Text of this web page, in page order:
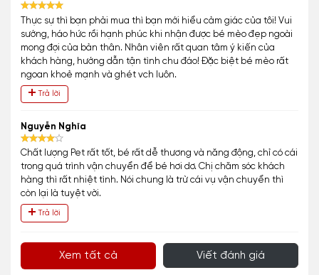
Thực sự thì bạn phải mua thì bạn mới hiểu cảm giác của tôi! Vui
sướng, háo hức rồi hạnh phúc khi nhận được bé mèo đẹp ngoài
mong đợi của bản thân. Nhân viên rất quan tâm ý kiến của
khách hàng, hướng dẫn tận tình chu đáo! Đặc biệt bé mèo rất
ngoan khoẻ mạnh và ghét vch luôn.
Trả lời
Nguyễn Nghĩa
Chất lượng Pet rất tốt, bé rất dễ thương và năng động, chỉ có cái
trong quá trình vận chuyển để bé hơi dơ. Chị chăm sóc khách
hàng thì rất nhiệt tình. Nói chung là trừ cái vụ vận chuyển thì
còn lại là tuyệt vời.
Trả lời
Xem tất cả Viết đánh giá